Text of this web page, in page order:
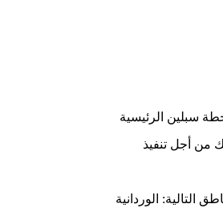
سبلين الرئيسية
وذلك من أجل تنفيذ
التالية: الوردانية